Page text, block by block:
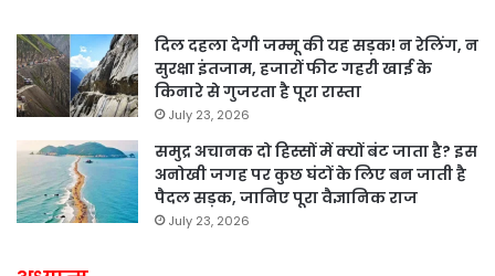
दिल दहला देगी जम्मू की यह सड़क! न रेलिंग, न
सुरक्षा इंतजाम, हजारों फीट गहरी खाई के
किनारे से गुजरता है पूरा रास्ता
July 23, 2026
समुद्र अचानक दो हिस्सों में क्यों बंट जाता है? इस
अनोखी जगह पर कुछ घंटों के लिए बन जाती है
पैदल सड़क, जानिए पूरा वैज्ञानिक राज
July 23, 2026